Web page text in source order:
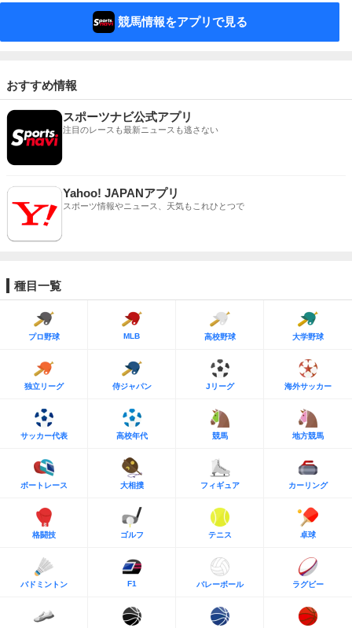
競馬情報をアプリで見る
おすすめ情報
スポーツナビ公式アプリ
注目のレースも最新ニュースも逃さない
Yahoo! JAPANアプリ
スポーツ情報やニュース、天気もこれひとつで
種目一覧
プロ野球 MLB 高校野球 大学野球
独立リーグ 侍ジャパン Jリーグ 海外サッカー
サッカー代表 高校年代 競馬 地方競馬
ボートレース 大相撲 フィギュア カーリング
格闘技 ゴルフ テニス 卓球
バドミントン F1 バレーボール ラグビー